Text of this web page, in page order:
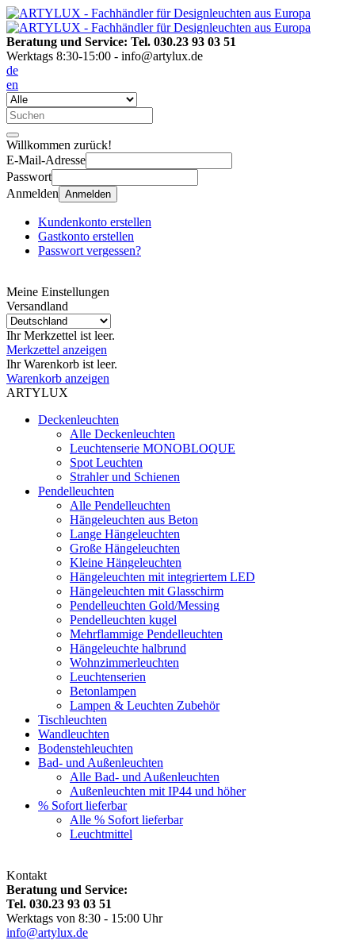
Beratung und Service: Tel. 030.23 93 03 51
Werktags 8:30-15:00 - info@artylux.de
de
en
Willkommen zurück!
E-Mail-Adresse
Passwort
Anmelden Anmelden
Kundenkonto erstellen
Gastkonto erstellen
Passwort vergessen?
Meine Einstellungen
Versandland
Ihr Merkzettel ist leer.
Merkzettel anzeigen
Ihr Warenkorb ist leer.
Warenkorb anzeigen
ARTYLUX
Deckenleuchten
Alle Deckenleuchten
Leuchtenserie MONOBLOQUE
Spot Leuchten
Strahler und Schienen
Pendelleuchten
Alle Pendelleuchten
Hängeleuchten aus Beton
Lange Hängeleuchten
Große Hängeleuchten
Kleine Hängeleuchten
Hängeleuchten mit integriertem LED
Hängeleuchten mit Glasschirm
Pendelleuchten Gold/Messing
Pendelleuchten kugel
Mehrflammige Pendelleuchten
Hängeleuchte halbrund
Wohnzimmerleuchten
Leuchtenserien
Betonlampen
Lampen & Leuchten Zubehör
Tischleuchten
Wandleuchten
Bodenstehleuchten
Bad- und Außenleuchten
Alle Bad- und Außenleuchten
Außenleuchten mit IP44 und höher
% Sofort lieferbar
Alle % Sofort lieferbar
Leuchtmittel
Kontakt
Beratung und Service:
Tel. 030.23 93 03 51
Werktags von 8:30 - 15:00 Uhr
info@artylux.de